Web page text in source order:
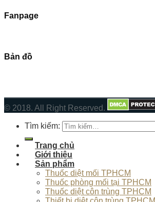
Fanpage
Bản đồ
© 2018. All Right Reserved.
Tìm kiếm:
Trang chủ
Giới thiệu
Sản phẩm
Thuốc diệt mối TPHCM
Thuốc phòng mối tại TPHCM
Thuốc diệt côn trùng TPHCM